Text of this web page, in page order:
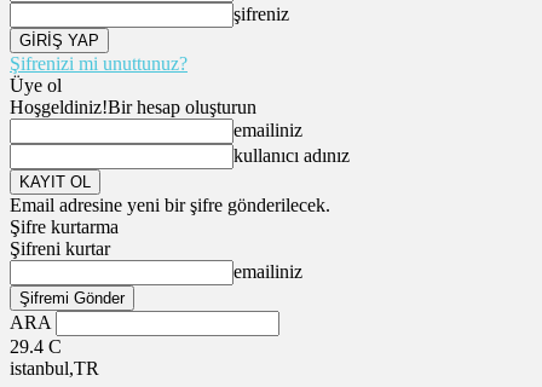
şifreniz
Şifrenizi mi unuttunuz?
Üye ol
Hoşgeldiniz!Bir hesap oluşturun
emailiniz
kullanıcı adınız
Email adresine yeni bir şifre gönderilecek.
Şifre kurtarma
Şifreni kurtar
emailiniz
ARA
29.4 C
istanbul,TR